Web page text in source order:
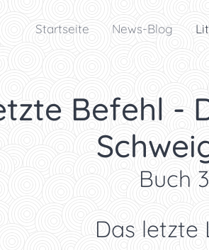
Startseite News-Blog
Befehl -
Buch 3
Das letzte